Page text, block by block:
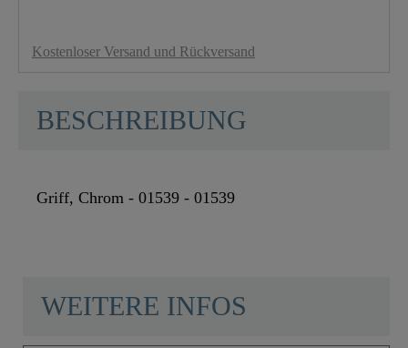
Kostenloser Versand und Rückversand
BESCHREIBUNG
Griff, Chrom - 01539 - 01539
WEITERE INFOS